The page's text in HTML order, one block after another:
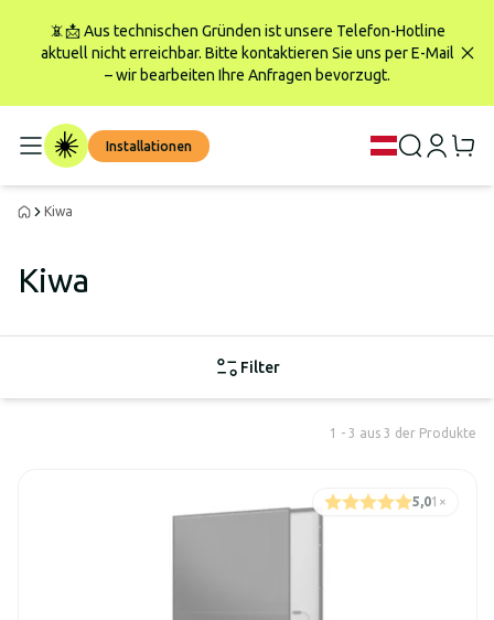
📵📩 Aus technischen Gründen ist unsere Telefon-Hotline
aktuell nicht erreichbar. Bitte kontaktieren Sie uns per E-Mail
– wir bearbeiten Ihre Anfragen bevorzugt.
Installationen
Kiwa
Kiwa
Filter
1 - 3 aus 3 der Produkte
5,01 ×